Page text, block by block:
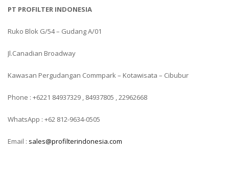
PT PROFILTER INDONESIA
Ruko Blok G/54 – Gudang A/01
Jl.Canadian Broadway
Kawasan Pergudangan Commpark – Kotawisata – Cibubur
Phone : +6221 84937329 , 84937805 , 22962668
WhatsApp : +62 812-9634-0505
Email : sales@profilterindonesia.com